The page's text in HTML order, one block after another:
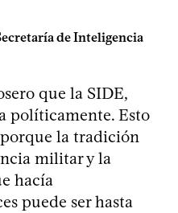
de Inteligencia
que la SIDE,
políticamente. Esto
porque la tradición
militar y la
hacía
puede ser hasta